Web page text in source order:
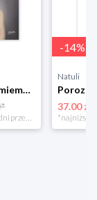
Już się nie rozumiemy! Jak przeżyć czas trzaskających drzwi Esprit
*najniższa cena z 30 dni przed obniżką
-14%
Natuli
37.00 zł